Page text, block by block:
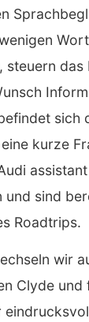
steuern
sich
eine kurze
und sind
Roadtrips.
wir
Clyde